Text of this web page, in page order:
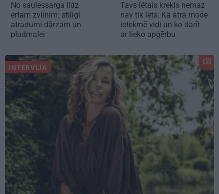
No saulessarga līdz
ērtam zvilnim: stilīgi
atradumi dārzam un
pludmalei
Tavs lētais krekls nemaz
nav tik lēts. Kā ātrā mode
ietekmē vidi un ko darīt
ar lieko apģērbu
INTERVIJA